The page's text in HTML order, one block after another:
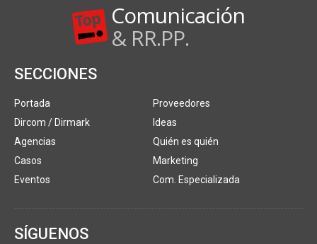
Comunicación
& RR.PP.
SECCIONES
Portada
Dircom / Dirmark
Agencias
Casos
Eventos
Proveedores
Ideas
Quién es quién
Marketing
Com. Especializada
SÍGUENOS